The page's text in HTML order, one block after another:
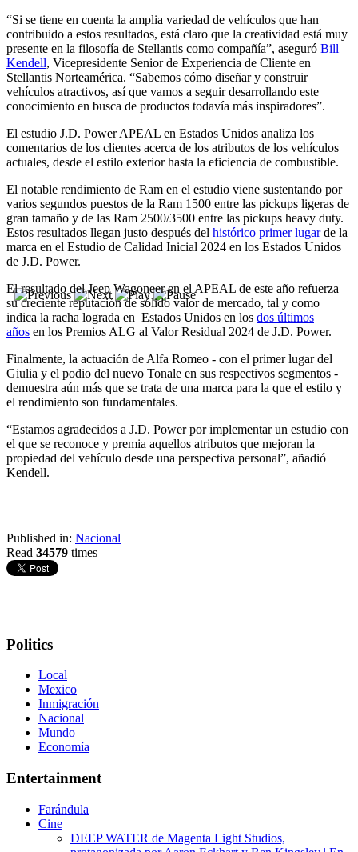
“Si se tiene en cuenta la amplia variedad de vehículos que han
contribuido a estos resultados, está claro que la creatividad está muy
presente en la filosofía de Stellantis como compañía”, aseguró Bill
Kendell, Vicepresidente Senior de Experiencia de Cliente en
Stellantis Norteamérica. “Sabemos cómo diseñar y construir
vehículos atractivos, así que vamos a seguir desarrollando este
conocimiento en busca de productos todavía más inspiradores”.
El estudio J.D. Power APEAL en Estados Unidos analiza los
comentarios de los clientes acerca de los atributos de los vehículos
actuales, desde el estilo exterior hasta la eficiencia de combustible.
El notable rendimiento de Ram en el estudio viene sustentando por
varios segundos puestos de la Ram 1500 entre las pickups ligeras de
gran tamaño y de las Ram 2500/3500 entre las pickups heavy duty.
Estos resultados llegan justo después del histórico primer lugarde la
marca en el Estudio de Calidad Inicial 2024 en los Estados Unidos
de J.D. Power.
El resultado del Jeep Wagoneer en el APEAL de este año refuerza
su creciente reputación de sólido valor de mercado, tal y como
indica la racha lograda en Estados Unidos en los dos últimos
años en los Premios ALG al Valor Residual 2024 de J.D. Power.
Finalmente, la actuación de Alfa Romeo - con el primer lugar del
Giulia y el podio del nuevo Tonale en sus respectivos segmentos -
demuestra aún más que se trata de una marca para la que el estilo y
el rendimiento son fundamentales.
“Estamos agradecidos a J.D. Power por implementar un estudio con
el que se reconoce y premia aquellos atributos que mejoran la
propiedad del vehículo desde una perspectiva personal”, añadió
Kendell.
Published in: Nacional
Read 34579 times
Politics
Local
Mexico
Inmigración
Nacional
Mundo
Economía
Entertainment
Farándula
Cine
DEEP WATER de Magenta Light Studios,